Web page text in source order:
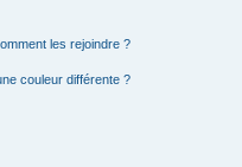
les rejoindre ?
couleur différente ?